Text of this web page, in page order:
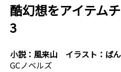
酷幻想をアイテム
3
小説： 風来山 イラスト： ば
GCノベルズ